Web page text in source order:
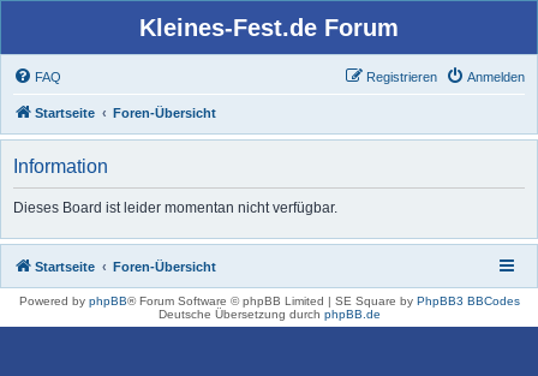
Kleines-Fest.de Forum
FAQ Anmelden
Registrieren
Startseite Foren-Übersicht
Information
Dieses Board ist leider momentan nicht verfügbar.
Startseite Foren-Übersicht
Powered by phpBB® Forum Software © phpBB Limited | SE Square by PhpBB3 BBCodes
Deutsche Übersetzung durch phpBB.de